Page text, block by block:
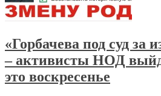
«Горбачева под суд за
– активисты НОД
это воскресенье